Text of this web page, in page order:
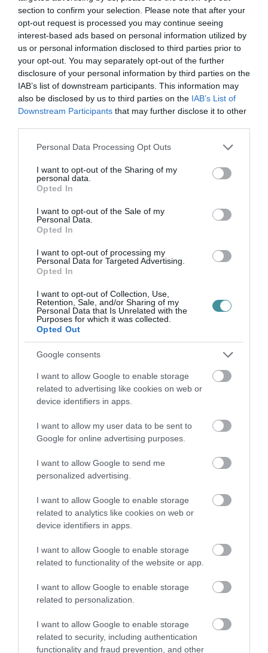
section to confirm your selection. Please note that after your
opt-out request is processed you may continue seeing
interest-based ads based on personal information utilized by
us or personal information disclosed to third parties prior to
your opt-out. You may separately opt-out of the further
disclosure of your personal information by third parties on the
IAB’s list of downstream participants. This information may
also be disclosed by us to third parties on the IAB’s List of
Downstream Participants that may further disclose it to other
Please note that this website/app uses one or more Google
not limited to your visit or usage behaviour. You may click to
grant or deny consent to Google and its third-party tags to
use your data for below specified purposes in below Google
consent section.
Personal Data Processing Opt Outs
I want to opt-out of the Sharing of my
personal data.
Opted In
I want to opt-out of the Sale of my
Personal Data.
Opted In
I want to opt-out of processing my
Personal Data for Targeted Advertising.
Opted In
I want to opt-out of Collection, Use,
Retention, Sale, and/or Sharing of my
Personal Data that Is Unrelated with the
Purposes for which it was collected.
Opted Out
Google consents
I want to allow Google to enable storage
related to advertising like cookies on web or
device identifiers in apps.
I want to allow my user data to be sent to
Google for online advertising purposes.
I want to allow Google to send me
personalized advertising.
I want to allow Google to enable storage
related to analytics like cookies on web or
device identifiers in apps.
I want to allow Google to enable storage
related to functionality of the website or app.
I want to allow Google to enable storage
related to personalization.
I want to allow Google to enable storage
related to security, including authentication
functionality and fraud prevention, and other
A KINCS országos reprezentatív kutatása ezer
felnőtt telefonos megkérdezésével készült
2021. június 17. és 21. között.
Az ELFAC és a KINCS online felmérése 2021
tavaszán készült a nagycsaládosok körében. A
válaszolók összesen több mint 3 ezer
Horvátországból, Lengyelországból,
Lettországból, Litvániából, Magyarországról,
Németországból, Olaszországból,
Portugáliából, Romániából, Spanyolországból.
Címlapfotó: Getty Images
Ne maradjon le a legfrissebb hírekről, kövessen
bennünket az EGRI ÜGYEK Google Hírek oldalán!
VISSZA A FŐOLDALRA
Legfrissebb híreink
TÖBB MINT EGY HÓNAP IS LEHET, MIRE
2026. augusztus 07|Mindenki ügye
TANULJ NÉMETÜL OTTHONRÓL: A
DIGITÁLIS TANULÁS ELŐNYEI
2026. augusztus 07 Promóció